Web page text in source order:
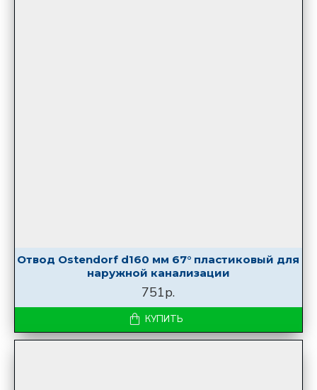
Отвод Ostendorf d160 мм 67° пластиковый для
наружной канализации
751р.
КУПИТЬ